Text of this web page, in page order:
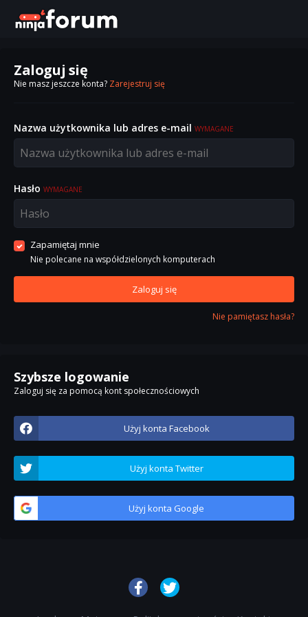
Zaloguj się
Nie masz jeszcze konta? Zarejestruj się
Nazwa użytkownika lub adres e-mail WYMAGANE
Hasło WYMAGANE
Zapamiętaj mnie
Nie polecane na współdzielonych komputerach
Zaloguj się
Nie pamiętasz hasła?
Szybsze logowanie
Zaloguj się za pomocą kont społecznościowych
Użyj konta Facebook
Użyj konta Twitter
Użyj konta Google